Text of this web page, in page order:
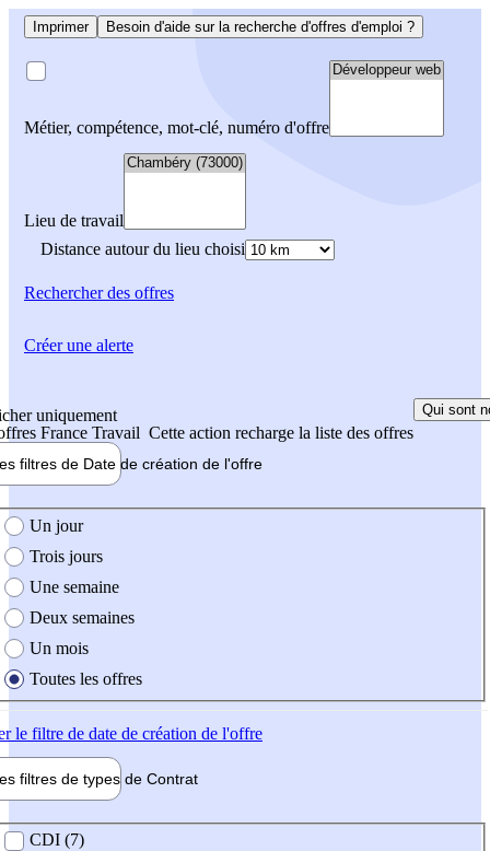
Imprimer Besoin d'aide sur la recherche d'offres d'emploi ?
Métier, compétence, mot-clé, numéro d'offre
Lieu de travail
Distance autour du lieu choisi
Rechercherdes offres
uniquement
France Travail Cette action recharge la liste des offres
Qui sont
filtres de Date de création de l'offre
création de l'offre
Un jour
Trois jours
Une semaine
Deux semaines
Un mois
Toutes les offres
le filtre de date de création de l'offre
filtres de types de Contrat
contrat
CDI (7)
Créer une alerte